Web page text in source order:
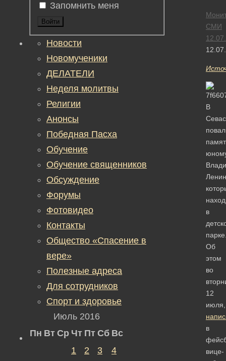
СМИ
В
в
Об
этом
во
12
июля,
в
вице-
Запомнить меня
Войти
Новости
Новомученики
ДЕЛАТЕЛИ
Неделя молитвы
Религии
Анонсы
Победная Пасха
Обучение
Обучение священников
Обсуждение
Форумы
Фотовидео
Контакты
Общество «Спасение в
вере»
Полезные адреса
Для сотрудников
Спорт и здоровье
Июль 2016
Пн Вт Ср Чт Пт Сб Вс
1
2 3 4